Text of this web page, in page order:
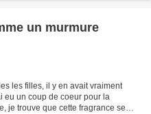
un murmure
les filles, il y en avait vraiment
eu un coup de coeur pour la
je trouve que cette fragrance se